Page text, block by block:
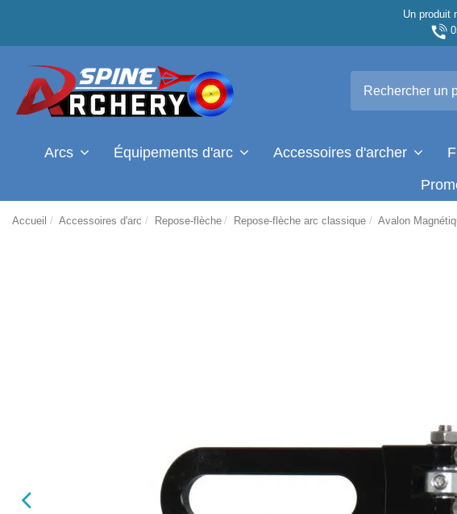
Un produit
Arcs Équipements d'arc Accessoires d'archer
Accueil Accessoires d'arc Repose-flèche Repose-flèche arc classique Avalon